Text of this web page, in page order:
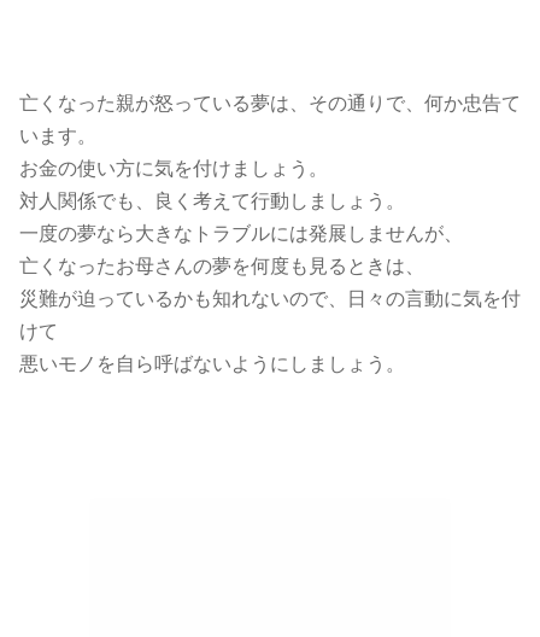
亡くなった親が怒っている夢は、その通りで、何か忠告て
います。
お金の使い方に気を付けましょう。
対人関係でも、良く考えて行動しましょう。
一度の夢なら大きなトラブルには発展しませんが、
亡くなったお母さんの夢を何度も見るときは、
災難が迫っているかも知れないので、日々の言動に気を付
けて
悪いモノを自ら呼ばないようにしましょう。